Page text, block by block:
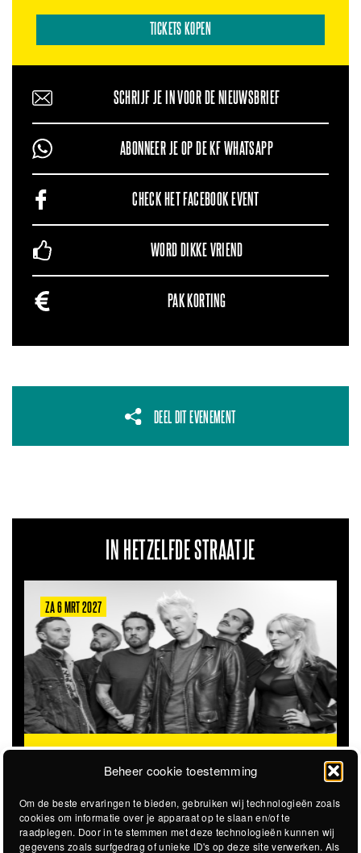
Beheer cookie toestemming
Om de beste ervaringen te bieden, gebruiken wij technologieën zoals
cookies om informatie over je apparaat op te slaan en/of te
raadplegen. Door in te stemmen met deze technologieën kunnen wij
gegevens zoals surfgedrag of unieke ID's op deze site verwerken. Als
TICKETS KOPEN
SCHRIJF JE IN VOOR DE NIEUWSBRIEF
ABONNEER JE OP DE KF WHATSAPP
CHECK HET FACEBOOK EVENT
WORD DIKKE VRIEND
PAK KORTING
DEEL DIT EVENEMENT
IN HETZELFDE STRAATJE
ZA 6 MRT 2027